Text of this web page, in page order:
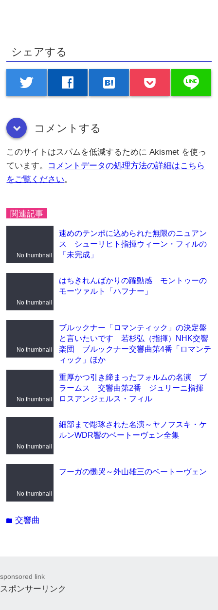
シェアする
twitter facebook hatenabookmark line
down コメントする
このサイトはスパムを低減するために Akismet を使っ
ています。 コメントデータの処理方法の詳細はこちら
をご覧ください。
関連記事
No thumbnail
速めのテンポに込められた無限のニュアン
ス シューリヒト指揮ウィーン・フィルの
「未完成」
No thumbnail
はちきれんばかりの躍動感 モントゥーの
モーツァルト「ハフナー」
No thumbnail
ブルックナー「ロマンティック」の決定盤
と言いたいです 若杉弘（指揮）NHK交響
楽団 ブルックナー交響曲第4番「ロマンテ
ィック」ほか
No thumbnail
重厚かつ引き締まったフォルムの名演 ブ
ラームス 交響曲第2番 ジュリーニ指揮
ロスアンジェルス・フィル
No thumbnail
細部まで彫琢された名演～ヤノフスキ・ケ
ルンWDR響のベートーヴェン全集
No thumbnail
フーガの慟哭～外山雄三のベートーヴェン
folder交響曲
sponsored link
スポンサーリンク